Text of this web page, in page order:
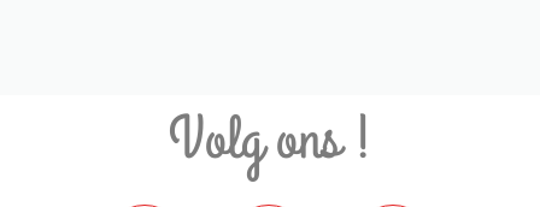
Volg ons !